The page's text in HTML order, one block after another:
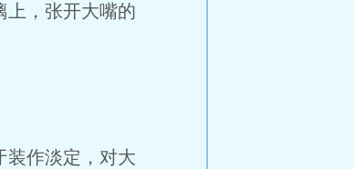
，张开大嘴的
作淡定，对大